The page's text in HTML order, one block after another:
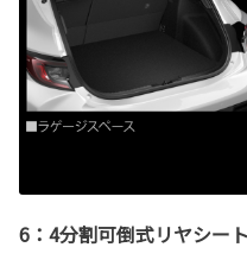
6：4分割可倒式リヤシー